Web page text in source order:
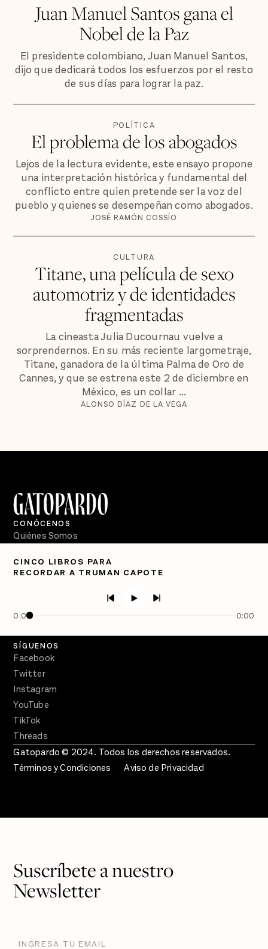
Juan Manuel Santos gana el
Nobel de la Paz
El presidente colombiano, Juan Manuel Santos,
dijo que dedicará todos los esfuerzos por el resto
de sus días para lograr la paz.
POLÍTICA
El problema de los abogados
Lejos de la lectura evidente, este ensayo propone
una interpretación histórica y fundamental del
conflicto entre quien pretende ser la voz del
pueblo y quienes se desempeñan como abogados.
JOSÉ RAMÓN COSSÍO
CULTURA
Titane, una película de sexo
automotriz y de identidades
fragmentadas
La cineasta Julia Ducournau vuelve a
sorprendernos. En su más reciente largometraje,
Titane, ganadora de la última Palma de Oro de
Cannes, y que se estrena este 2 de diciembre en
México, es un collar ...
ALONSO DÍAZ DE LA VEGA
CINCO LIBROS PARA
RECORDAR A TRUMAN CAPOTE
0:00 0:00
CONÓCENOS
Quiénes Somos
PÓDCASTS
Crecer en Distopía
SÍGUENOS
Facebook
Twitter
Instagram
YouTube
TikTok
Threads
Gatopardo © 2024. Todos los derechos reservados.
Términos y Condiciones
Aviso de Privacidad
Suscríbete a nuestro
Newsletter